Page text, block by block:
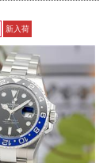
新入荷